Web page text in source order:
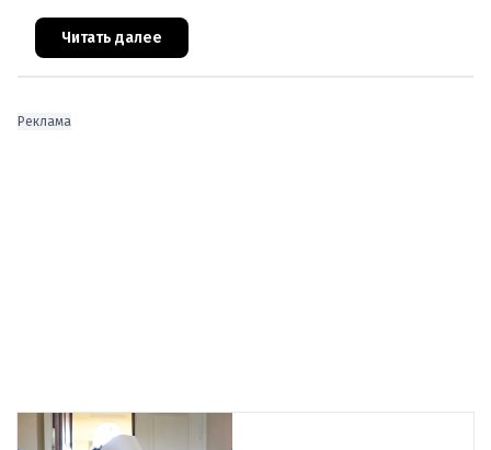
последние события в Австрии и решение
Брюсселя показывают: реальная п
Читать далее
Реклама